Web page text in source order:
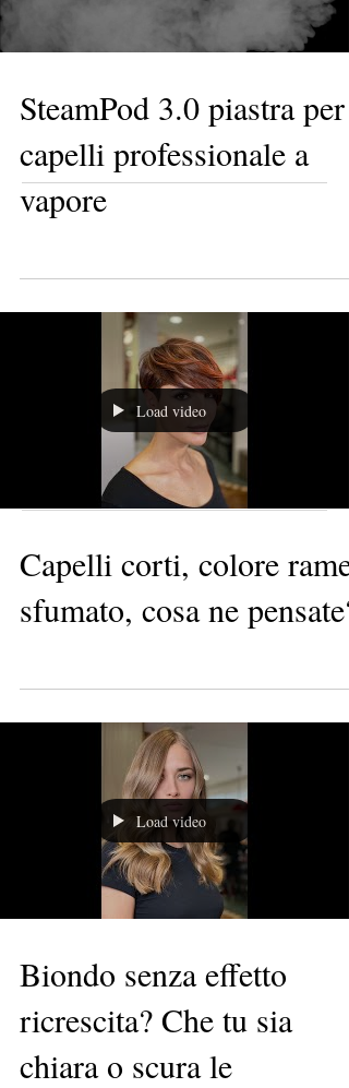
Post recenti
SteamPod 3.0 piastra per
capelli professionale a
vapore
Load video
Capelli corti, colore rame
sfumato, cosa ne pensate?
Load video
Biondo senza effetto
ricrescita? Che tu sia
chiara o scura le